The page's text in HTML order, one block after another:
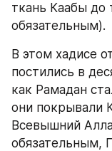
ткань Каабы до
обязательным).
В этом хадисе
постились в
как Рамадан
они покрывали
Всевышний
обязательным,